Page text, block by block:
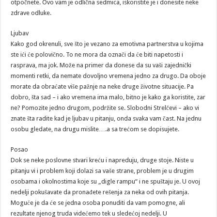
otpočnete. Ovo vam je odlična sedmica, iskoristite je i donesite neke
zdrave odluke.
Ljubav
Kako god okrenuli, sve što je vezano za emotivna partnerstva u kojima
ste ići će polovično. To ne mora da označi da će biti napetosti i
rasprava, ma jok. Može na primer da donese da su vaši zajednički
momenti retki, da nemate dovoljno vremena jedno za drugo. Da oboje
morate da obraćate više pažnje na neke druge životne situacije. Pa
dobro, šta sad – i ako vremena ima malo, bitno je kako ga koristite, zar
ne? Pomozite jedno drugom, podržite se. Slobodni Strelčevi – ako vi
znate šta radite kad je ljubav u pitanju, onda svaka vam čast. Na jednu
osobu gledate, na drugu mislite….a sa trećom se dopisujete.
Posao
Dok se neke poslovne stvari kreću i napreduju, druge stoje. Niste u
pitanju vi i problem koji dolazi sa vaše strane, problem je u drugim
osobama i okolnostima koje su „digle rampu“ i ne spuštaju je. U ovoj
nedelji pokušavate da pronađete rešenja za neka od ovih pitanja.
Moguće je da će se jedna osoba ponuditi da vam pomogne, ali
rezultate njenog truda videćemo tek u sledećoj nedelji. U